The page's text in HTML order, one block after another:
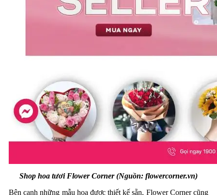
Shop hoa tươi Flower Corner (Nguồn: flowercorner.vn)
Bên cạnh những mẫu hoa được thiết kế sẵn, ​​Flower Corner cũng